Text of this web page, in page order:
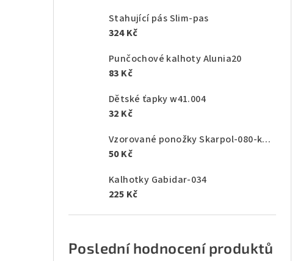
Stahující pás Slim-pas
324 Kč
Punčochové kalhoty Alunia20
83 Kč
Dětské ťapky w41.004
32 Kč
Vzorované ponožky Skarpol-080-kaktus
50 Kč
Kalhotky Gabidar-034
225 Kč
Poslední hodnocení produktů